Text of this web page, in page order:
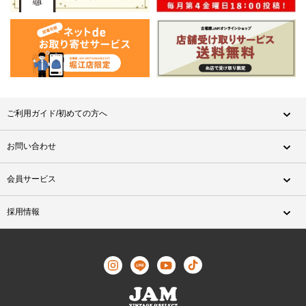
ご利用ガイド/初めての方へ
お問い合わせ
会員サービス
採用情報